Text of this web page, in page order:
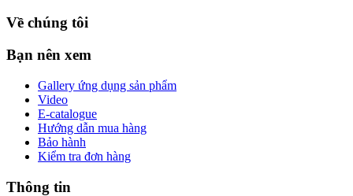
Về chúng tôi
Bạn nên xem
Gallery ứng dụng sản phẩm
Video
E-catalogue
Hướng dẫn mua hàng
Bảo hành
Kiểm tra đơn hàng
Thông tin